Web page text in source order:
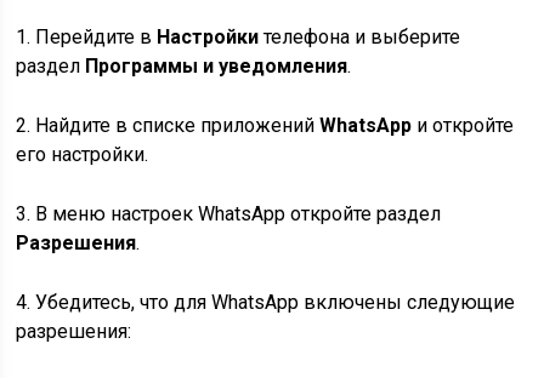
1. Перейдите в Настройкителефона и выберите
раздел Программы и уведомления.
2. Найдите в списке приложенийWhatsApp и откройте
его настройки.
3. В меню настроек WhatsApp откройте раздел
Разрешения.
4. Убедитесь, что для WhatsApp включены следующие
разрешения: